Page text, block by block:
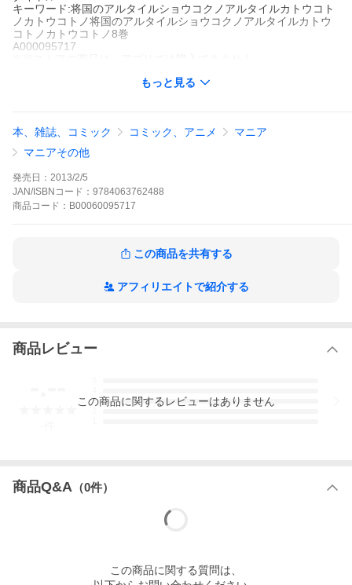
キーワード:将国のアルタイルショウコクノアルタイルカトウコト
ノカトウコトノ将国のアルタイルショウコクノアルタイルカトウ
コトノカトウコトノ8巻
A000095717
下したトルキエ将国。今、帝国に攻められたら危ない!マフムート
は帝国と経済力で対抗すべく経済都市・銀色の都へ。そこで出会
ったのは、父親が亡くなり商人として生きていけなくなった少
女・ニキだった。武力を使わずに帝国の国力を奪い、トルキエを
優位に立たせる戦略とは?マフムートの才覚が冴え渡る!!
将国のアルタイルの作品をもっと見る
もっと見る
本、雑誌、コミック コミック、アニメ
マニア
マニアその他
発売日： 2013/2/5
JAN/ISBNコード： 9784063762488
商品 コード： B00060095717
この商品を共有する
アフィリエイトで紹介する
商品レビュー
3
この商品に関するレビューはありません
商品Q&A （0件）
この商品に関する質問は、